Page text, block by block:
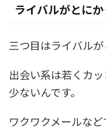
ライバルがとに
三つ目はライバルが
出会い系は若くカ
少ないんです。
ワクワクメールな